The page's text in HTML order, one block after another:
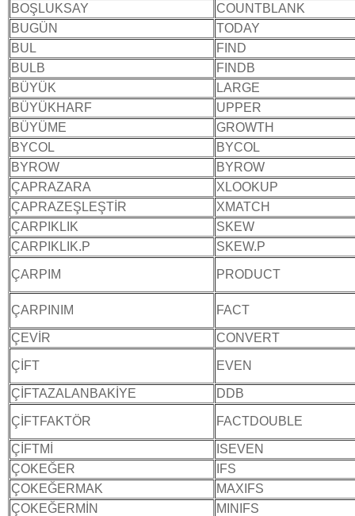
BOŞLUKSAY
COUNTBLANK
BUGÜN
TODAY
BUL
FIND
BULB
FINDB
BÜYÜK
LARGE
BÜYÜKHARF
UPPER
BÜYÜME
GROWTH
BYCOL
BYCOL
BYROW
BYROW
ÇAPRAZARA
XLOOKUP
ÇAPRAZEŞLEŞTİR
XMATCH
ÇARPIKLIK
SKEW
ÇARPIKLIK.P
SKEW.P
ÇARPIM PRODUCT
ÇARPINIM FACT
ÇEVİR CONVERT
ÇİFT EVEN
ÇİFTAZALANBAKİYE DDB
ÇİFTFAKTÖR FACTDOUBLE
ÇİFTMİ
ISEVEN
ÇOKEĞER
IFS
ÇOKEĞERMAK
MAXIFS
ÇOKEĞERMİN
MINIFS